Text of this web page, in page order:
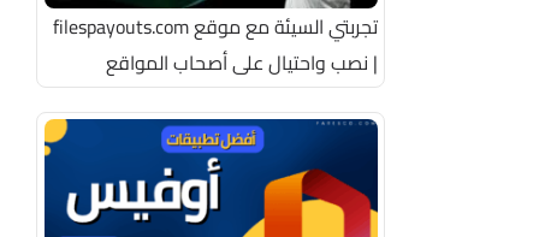
تجربتي السيئة مع موقع filespayouts.com
| نصب واحتيال على أصحاب المواقع